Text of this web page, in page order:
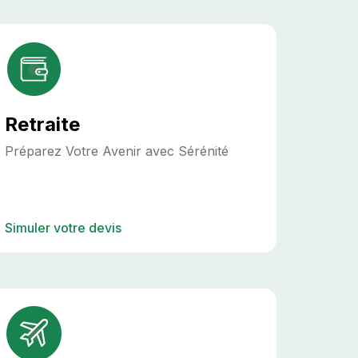
Retraite
Préparez Votre Avenir avec Sérénité
Simuler votre devis